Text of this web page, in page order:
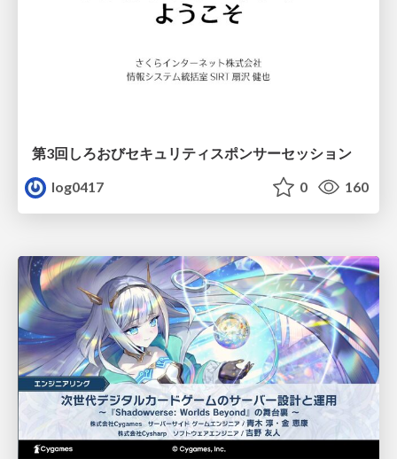
第3回しろおびセキュリティスポンサーセッション
log0417
0 160